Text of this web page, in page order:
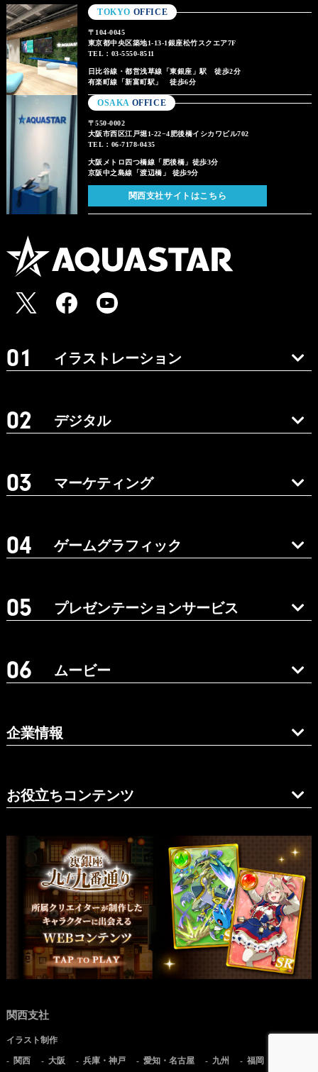
TOKYO OFFICE
〒104-0045
東京都中央区築地1-13-1銀座松竹スクエア7F
TEL：03-5550-8511
日比谷線・都営浅草線「東銀座」駅 徒歩2分
有楽町線「新富町駅」 徒歩6分
OSAKA OFFICE
〒550-0002
大阪市西区江戸堀1-22−4肥後橋イシカワビル702
TEL：06-7178-0435
大阪メトロ四つ橋線「肥後橋」徒歩3分
京阪中之島線「渡辺橋」 徒歩9分
関西支社サイトはこちら
イラストレーション
デジタル
マーケティング
ゲームグラフィック
プレゼンテーションサービス
ムービー
企業情報
お役立ちコンテンツ
関西支社
イラスト制作
関西 大阪 兵庫・神戸 愛知・名古屋 九州 福岡